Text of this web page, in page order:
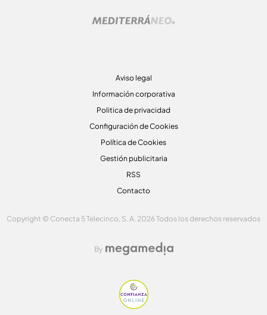
Aviso legal
Información corporativa
Politica de privacidad
Configuración de Cookies
Política de Cookies
Gestión publicitaria
RSS
Contacto
Copyright © Conecta 5 Telecinco, S. A. 2026 Todos los derechos reservados
By